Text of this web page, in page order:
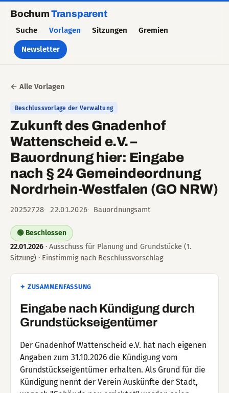
BochumTransparent
Suche Vorlagen Sitzungen Gremien
Newsletter
← Alle Vorlagen
Beschlussvorlage der Verwaltung
Zukunft des Gnadenhof
Wattenscheid e.V. –
Bauordnung hier: Eingabe
nach § 24 Gemeindeordnung
Nordrhein-Westfalen (GO NRW)
20252728 22.01.2026 Bauordnungsamt
🟢 Beschlossen
22.01.2026 · Ausschuss für Planung und Grundstücke (1.
Sitzung) · Einstimmig nach Beschlussvorschlag
✦ ZUSAMMENFASSUNG
Eingabe nach Kündigung durch
Grundstückseigentümer
Der Gnadenhof Wattenscheid e.V. hat nach eigenen
Angaben zum 31.10.2026 die Kündigung vom
Grundstückseigentümer erhalten. Als Grund für die
Kündigung nennt der Verein Auskünfte der Stadt,